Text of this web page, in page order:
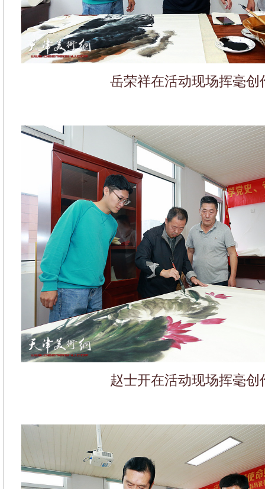
岳荣祥在活动现场挥毫创
赵士开在活动现场挥毫创